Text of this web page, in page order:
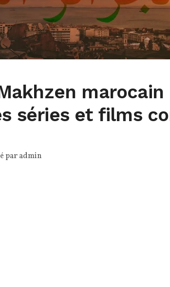
marocain
séries et films
paradmin